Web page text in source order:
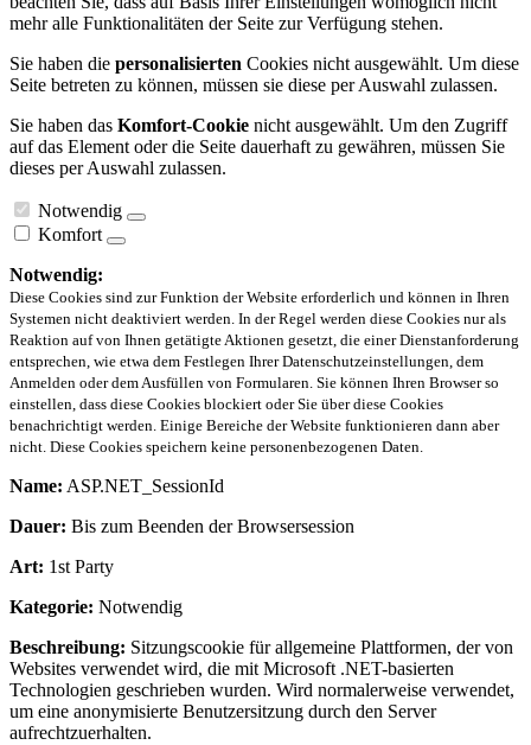
mehr alle Funktionalitäten der Seite zur Verfügung stehen.
Sie haben die personalisierten Cookies nicht ausgewählt. Um diese
Seite betreten zu können, müssen sie diese per Auswahl zulassen.
Sie haben das Komfort-Cookie nicht ausgewählt. Um den Zugriff
auf das Element oder die Seite dauerhaft zu gewähren, müssen Sie
dieses per Auswahl zulassen.
Notwendig
Komfort
Notwendig:
Diese Cookies sind zur Funktion der Website erforderlich und können in Ihren
Systemen nicht deaktiviert werden. In der Regel werden diese Cookies nur als
Reaktion auf von Ihnen getätigte Aktionen gesetzt, die einer Dienstanforderung
entsprechen, wie etwa dem Festlegen Ihrer Datenschutzeinstellungen, dem
Anmelden oder dem Ausfüllen von Formularen. Sie können Ihren Browser so
einstellen, dass diese Cookies blockiert oder Sie über diese Cookies
benachrichtigt werden. Einige Bereiche der Website funktionieren dann aber
nicht. Diese Cookies speichern keine personenbezogenen Daten.
Name: ASP.NET_SessionId
Dauer: Bis zum Beenden der Browsersession
Art: 1st Party
Kategorie: Notwendig
Beschreibung: Sitzungscookie für allgemeine Plattformen, der von
Websites verwendet wird, die mit Microsoft .NET-basierten
Technologien geschrieben wurden. Wird normalerweise verwendet,
um eine anonymisierte Benutzersitzung durch den Server
aufrechtzuerhalten.